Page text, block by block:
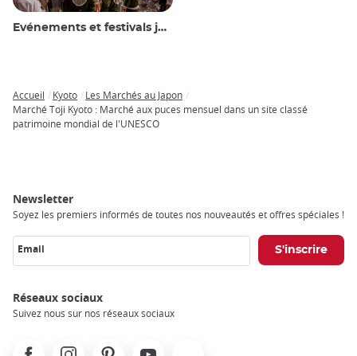
Evénements et festivals japonais
Breadcrumb
Accueil Kyoto
Les Marchés au Japon
Marché Toji Kyoto : Marché aux puces mensuel dans un site classé
patrimoine mondial de l'UNESCO
Newsletter
Soyez les premiers informés de toutes nos nouveautés et offres spéciales !
Email
Réseaux sociaux
Suivez nous sur nos réseaux sociaux
FacebookInstagramPinterest Youtube